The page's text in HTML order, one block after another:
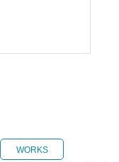
WORKS